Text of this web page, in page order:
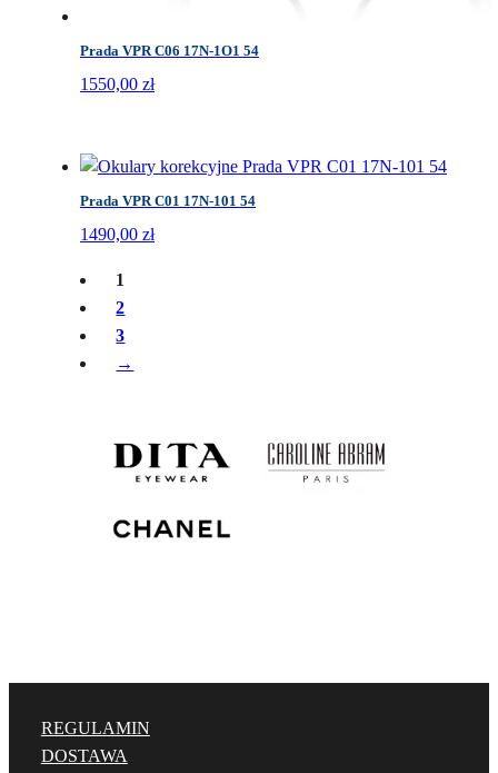
Prada VPR C06 17N-1O1 54
1550,00 zł
Prada VPR C01 17N-101 54
1490,00 zł
1
2
3
→
REGULAMIN
DOSTAWA